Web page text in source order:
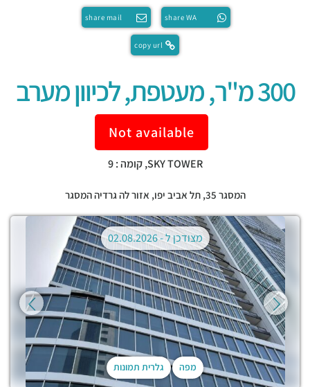
share WA
share mail
copy url
300 מ"ר, מעטפת, לכיוון מערב
Not available
SKY TOWER, קומה : 9
המסגר 35, תל אביב יפו, אזור לה גרדיה המסגר
מפה גלרית תמונות
מצודכן ל -02.08.2026